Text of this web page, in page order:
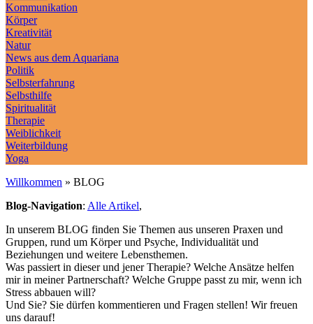
Kommunikation
Körper
Kreativität
Natur
News aus dem Aquariana
Politik
Selbsterfahrung
Selbsthilfe
Spiritualität
Therapie
Weiblichkeit
Weiterbildung
Yoga
Willkommen » BLOG
Blog-Navigation: Alle Artikel,
In unserem BLOG finden Sie Themen aus unseren Praxen und
Gruppen, rund um Körper und Psyche, Individualität und
Beziehungen und weitere Lebensthemen.
Was passiert in dieser und jener Therapie? Welche Ansätze helfen
mir in meiner Partnerschaft? Welche Gruppe passt zu mir, wenn ich
Stress abbauen will?
Und Sie? Sie dürfen kommentieren und Fragen stellen! Wir freuen
uns darauf!